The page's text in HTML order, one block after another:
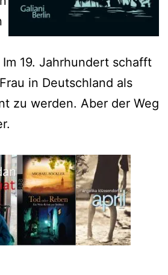
19. Jahrhundert schafft
in Deutschland als
zu werden. Aber der Weg